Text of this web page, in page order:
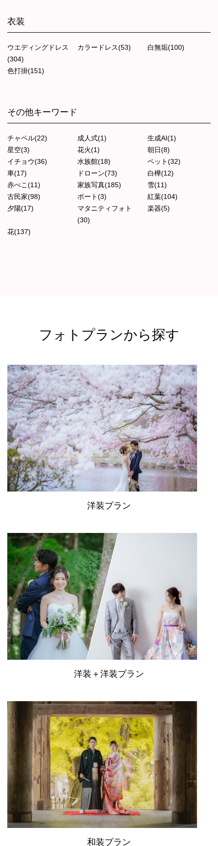
衣装
ウエディングドレス
(304)
カラードレス(53) 白無垢(100)
色打掛(151)
その他キーワード
チャペル(22) 成人式(1)
生成AI(1)
星空(3)
花火(1)
朝日(8)
イチョウ(36)
水族館(18)
ペット(32)
車(17)
ドローン(73)
白樺(12)
赤べこ(11)
家族写真(185)
雪(11)
古民家(98)
ボート(3)
紅葉(104)
夕陽(17)
マタニティフォト
(30)
楽器(5)
花(137)
フォトプランから探す
洋装プラン
洋装＋洋装プラン
和装プラン